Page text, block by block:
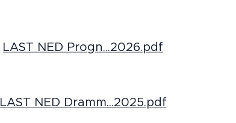
LAST NED Progn...2026.pdf
LAST NED Dramm...2025.pdf